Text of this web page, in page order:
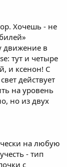
Хочешь - не
движение в
тут и четыре
и ксенон! С
действует
на уровень
но из двух
на любую
- тип
с